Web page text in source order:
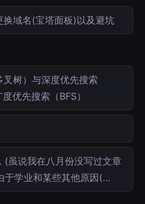
域名(宝塔面板)以及避坑
叉树）与深度优先搜索
度优先搜索（BFS）
(虽说我在八月份没写过文章
于学业和某些其他原因(…